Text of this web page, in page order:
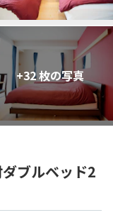
+32 枚の写真
ブルベッド2